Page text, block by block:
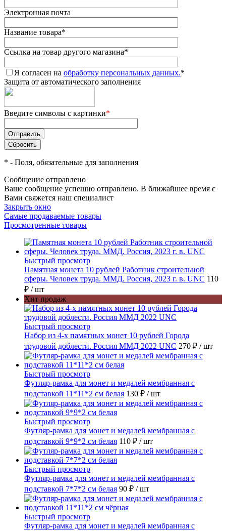
Электронная почта
Название товара*
Ссылка на товар другого магазина*
Я согласен на обработку персональных данных.*
Защита от автоматического заполнения
Введите символы с картинки*
* - Поля, обязательные для заполнения
Сообщение отправлено
Ваше сообщение успешно отправлено. В ближайшее время с
Вами свяжется наш специалист
Закрыть окно
Самые продаваемые товары
Просмотренные товары
Быстрый просмотр
Памятная монета 10 рублей Работник строительной
сферы. Человек труда. ММД. Россия, 2023 г. в. UNC 110
₽ / шт
Хит продаж
Быстрый просмотр
Набор из 4-х памятных монет 10 рублей Города
трудовой доблести. Россия ММД 2022 UNC 270 ₽ / шт
Быстрый просмотр
Футляр-рамка для монет и медалей мембранная с
подставкой 11*11*2 см белая 130 ₽ / шт
Быстрый просмотр
Футляр-рамка для монет и медалей мембранная с
подставкой 9*9*2 см белая 110 ₽ / шт
Быстрый просмотр
Футляр-рамка для монет и медалей мембранная с
подставкой 7*7*2 см белая 90 ₽ / шт
Быстрый просмотр
Футляр-рамка для монет и медалей мембранная с